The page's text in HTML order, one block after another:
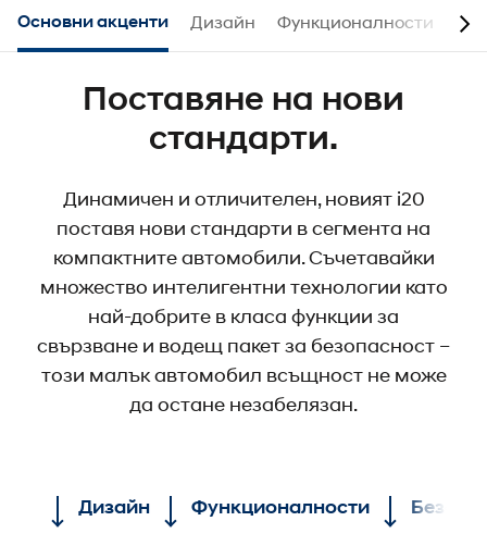
Основни акценти Дизайн Функционалности
Поставяне на нови
стандарти.
Динамичен и отличителен, новият i20
поставя нови стандарти в сегмента на
компактните автомобили. Съчетавайки
множество интелигентни технологии като
най-добрите в класа функции за
свързване и водещ пакет за безопасност –
този малък автомобил всъщност не може
да остане незабелязан.
Дизайн Функционалности